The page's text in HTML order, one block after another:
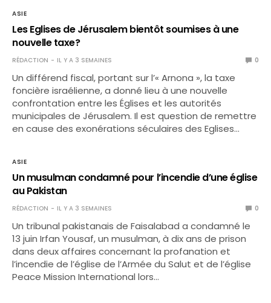
ASIE
Les Eglises de Jérusalem bientôt soumises à une
nouvelle taxe?
RÉDACTION IL Y A 3 SEMAINES 0
Un différend fiscal, portant sur l’« Arnona », la taxe
foncière israélienne, a donné lieu à une nouvelle
confrontation entre les Églises et les autorités
municipales de Jérusalem. Il est question de remettre
en cause des exonérations séculaires des Eglises…
ASIE
Un musulman condamné pour l’incendie d’une église
au Pakistan
RÉDACTION IL Y A 3 SEMAINES 0
Un tribunal pakistanais de Faisalabad a condamné le
13 juin Irfan Yousaf, un musulman, à dix ans de prison
dans deux affaires concernant la profanation et
l’incendie de l’église de l’Armée du Salut et de l’église
Peace Mission International lors…